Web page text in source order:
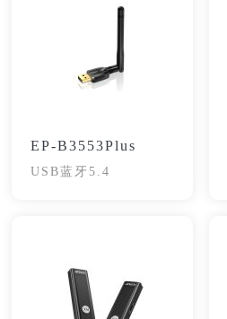
EP-B3553Plus
USB蓝牙5.4